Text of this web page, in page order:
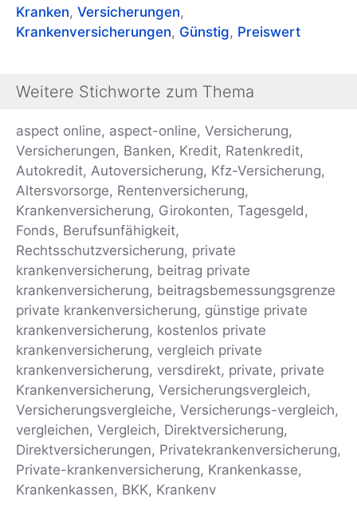
Kranken, Versicherungen,
Krankenversicherungen, Günstig, Preiswert
Weitere Stichworte zum Thema
aspect online, aspect-online, Versicherung,
Versicherungen, Banken, Kredit, Ratenkredit,
Autokredit, Autoversicherung, Kfz-Versicherung,
Altersvorsorge, Rentenversicherung,
Krankenversicherung, Girokonten, Tagesgeld,
Fonds, Berufsunfähigkeit,
Rechtsschutzversicherung, private
krankenversicherung, beitrag private
krankenversicherung, beitragsbemessungsgrenze
private krankenversicherung, günstige private
krankenversicherung, kostenlos private
krankenversicherung, vergleich private
krankenversicherung, versdirekt, private, private
Krankenversicherung, Versicherungsvergleich,
Versicherungsvergleiche, Versicherungs-vergleich,
vergleichen, Vergleich, Direktversicherung,
Direktversicherungen, Privatekrankenversicherung,
Private-krankenversicherung, Krankenkasse,
Krankenkassen, BKK, Krankenv